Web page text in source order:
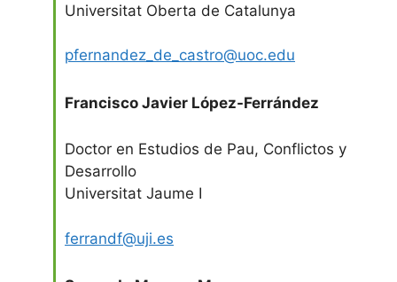
Universitat Oberta de Catalunya
pfernandez_de_castro@uoc.edu
Francisco Javier López-Ferrández
Doctor en Estudios de Pau, Conflictos y
Desarrollo
Universitat Jaume I
ferrandf@uji.es